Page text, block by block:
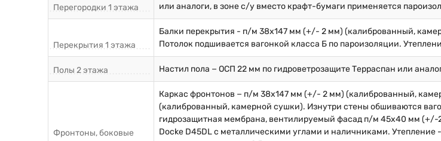
Перегородки 1 этажа
или аналоги, в зоне с/у вместо крафт-бумаги применяется
Перекрытия 1 этажа
Балки перекрытия - п/м 38х147 мм (+/- 2 мм) (калиброванный,
Потолок подшивается вагонкой класса Б по пароизоляции.
Полы 2 этажа Настил пола − ОСП 22 мм по гидроветрозащите Терраспан или
Фронтоны, боковые
Каркас фронтонов − п/м 38х147 мм (+/- 2 мм) (калиброванный,
(калиброванный, камерной сушки). Изнутри стены обшиваются
гидрозащитная мембрана, вентилируемый фасад п/м 45х40 мм
Docke D45DL с металлическими углами и наличниками.